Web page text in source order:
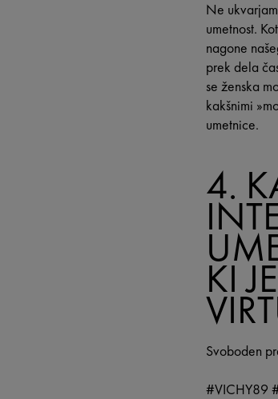
Ne
umetnost.
nagone
prek dela
se ženska
kakšnimi
umetnice.
4.
KI
Svoboden
#VICHY89